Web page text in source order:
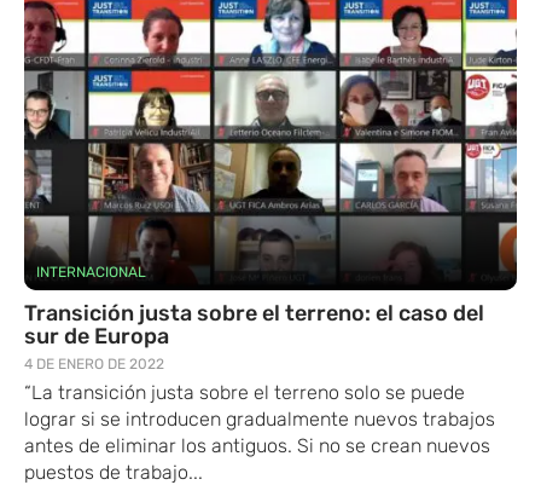
INTERNACIONAL
Transición justa sobre el terreno: el caso del
sur de Europa
4 DE ENERO DE 2022
“La transición justa sobre el terreno solo se puede
lograr si se introducen gradualmente nuevos trabajos
antes de eliminar los antiguos. Si no se crean nuevos
puestos de trabajo...